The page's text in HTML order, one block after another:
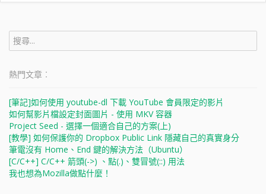
搜
尋
鍵
熱門文章︰
[筆記]如何使用 youtube-dl 下載 YouTube 會員限定的影片
如何幫影片檔設定封面圖片 - 使用 MKV 容器
Project Seed - 選擇一個適合自己的方案(上)
[教學] 如何保護你的 Dropbox Public Link 隱藏自己的真實身分
筆電沒有 Home、End 鍵的解決方法（Ubuntu）
[C/C++] C/C++ 箭頭(->) 、點(.)、雙冒號(::) 用法
我也想為Mozilla做點什麼！